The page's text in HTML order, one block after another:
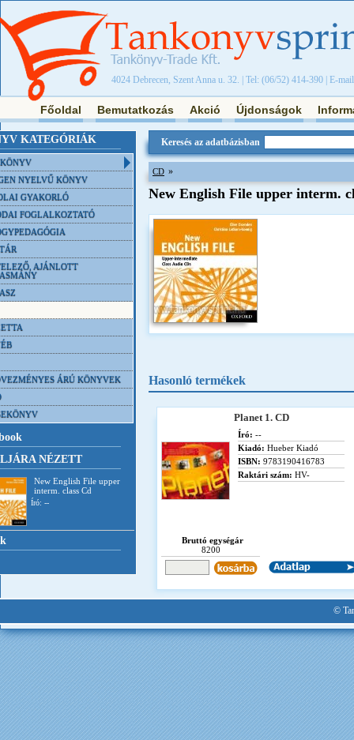
4024 Debrecen, Szent Anna u. 32. | Tel: (06/52) 414-390 | E-
Főoldal Bemutatkozás Akció Újdonságok
KATEGÓRIÁK
NYELVŰ KÖNYV
GYAKORLÓ
FOGLALKOZTATÓ
AJÁNLOTT
ÁRÚ KÖNYVEK
NÉZETT
New English File upper
interm. class Cd
Író: --
Keresés az adatbázisban
CD »
New English File upper interm.
Hasonló termékek
Planet 1. CD
Író: --
Kiadó: Hueber Kiadó
ISBN: 9783190416783
Raktári szám: HV-
Bruttó egységár
8200
©